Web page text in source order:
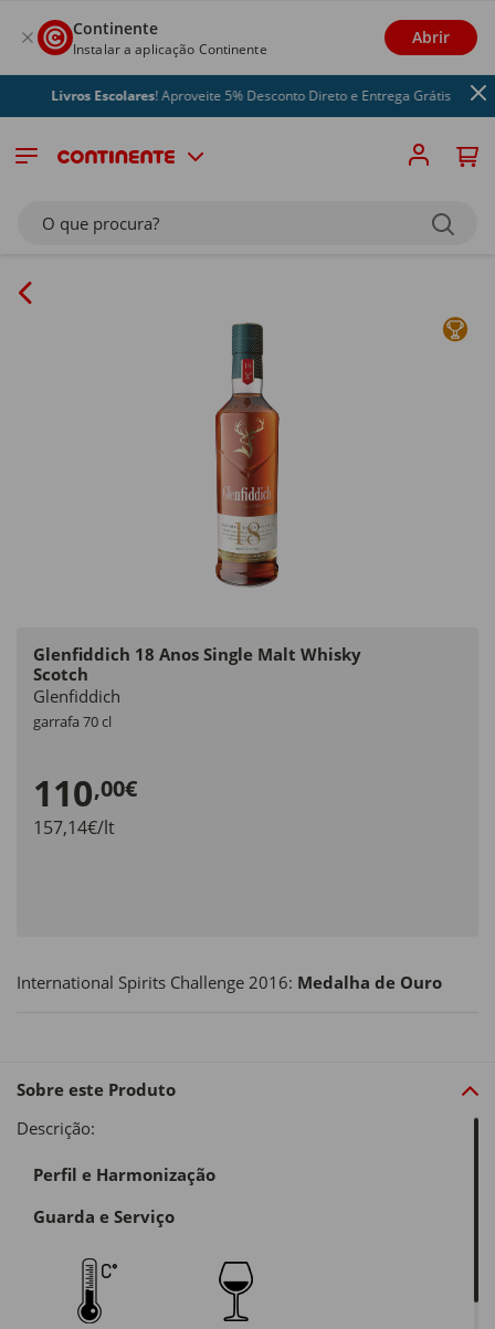
Continente
Instalar a aplicação Continente
Abrir
Livros Escolares! Aproveite 5% Desconto Direto e Entrega Grátis
O que procura?
Glenfiddich 18 Anos Single Malt Whisky
Scotch
Glenfiddich
garrafa 70 cl
110,00€
157,14€/lt
International Spirits Challenge 2016: Medalha de Ouro
Sobre este Produto
Descrição:
Perfil e Harmonização
Guarda e Serviço